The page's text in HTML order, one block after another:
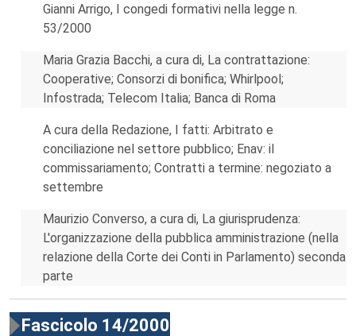
Gianni Arrigo, I congedi formativi nella legge n.
53/2000
Maria Grazia Bacchi, a cura di, La contrattazione:
Cooperative; Consorzi di bonifica; Whirlpool;
Infostrada; Telecom Italia; Banca di Roma
A cura della Redazione, I fatti: Arbitrato e
conciliazione nel settore pubblico; Enav: il
commissariamento; Contratti a termine: negoziato a
settembre
Maurizio Converso, a cura di, La giurisprudenza:
L'organizzazione della pubblica amministrazione (nella
relazione della Corte dei Conti in Parlamento) seconda
parte
Fascicolo 14/2000